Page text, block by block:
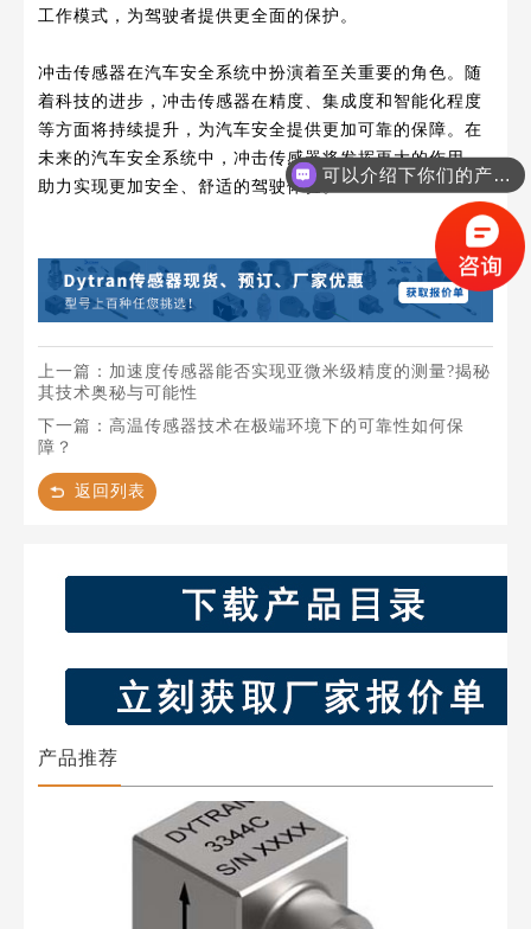
工作模式，为驾驶者提供更全面的保护。
冲击传感器在汽车安全系统中扮演着至关重要的角色。随
着科技的进步，冲击传感器在精度、集成度和智能化程度
等方面将持续提升，为汽车安全提供更加可靠的保障。在
未来的汽车安全系统中，冲击传感器将发挥更大的作用，
助力实现更加安全、舒适的驾驶体验。
上一篇：加速度传感器能否实现亚微米级精度的测量?揭秘
其技术奥秘与可能性
下一篇：高温传感器技术在极端环境下的可靠性如何保
障？
返回列表
产品推荐
可以介绍下你们的产品么？